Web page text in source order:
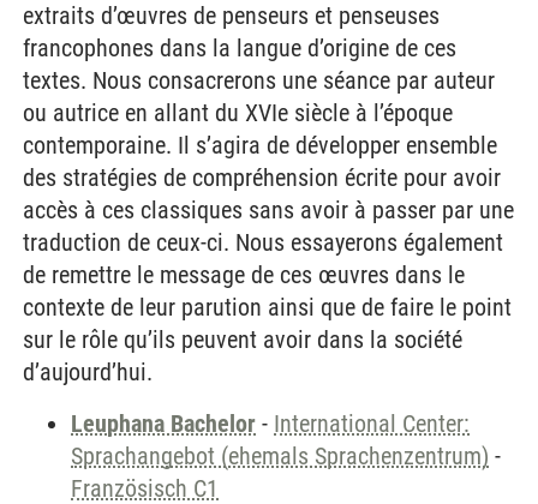
extraits d’œuvres de penseurs et penseuses
francophones dans la langue d’origine de ces
textes. Nous consacrerons une séance par auteur
ou autrice en allant du XVIe siècle à l’époque
contemporaine. Il s’agira de développer ensemble
des stratégies de compréhension écrite pour avoir
accès à ces classiques sans avoir à passer par une
traduction de ceux-ci. Nous essayerons également
de remettre le message de ces œuvres dans le
contexte de leur parution ainsi que de faire le point
sur le rôle qu’ils peuvent avoir dans la société
d’aujourd’hui.
Leuphana Bachelor - International Center:
Sprachangebot (ehemals Sprachenzentrum) -
Französisch C1